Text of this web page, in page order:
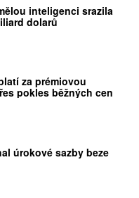
inteligenci srazila
dolarů
za prémiovou
pokles běžných cen
úrokové sazby beze